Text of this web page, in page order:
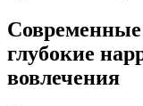
глубокие
вовлечения